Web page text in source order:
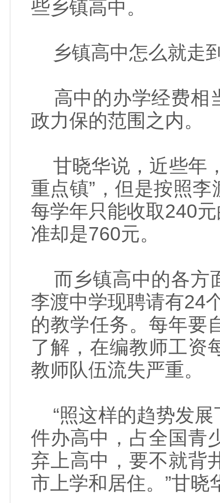
些乡镇高中。
乡镇高中怎么就走
高中的办学经费相
政力保的范围之内。
甘晓华说，近些年
重点镇”，但是按照
每学年只能收取240
准却是760元。
而乡镇高中的各方
李渡中学现聘请有24
的教学任务。每年要
了解，在编教师工资
教师队伍流失严重。
“照这样的趋势发展
件办高中，占全国青
弃上高中，要不就背
市上学和居住。”甘晓